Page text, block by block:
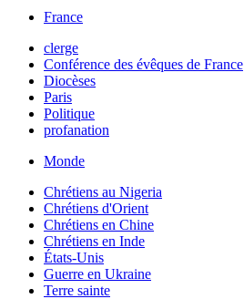
France
clerge
Conférence des évêques de France
Diocèses
Paris
Politique
profanation
Monde
Chrétiens au Nigeria
Chrétiens d'Orient
Chrétiens en Chine
Chrétiens en Inde
États-Unis
Guerre en Ukraine
Terre sainte